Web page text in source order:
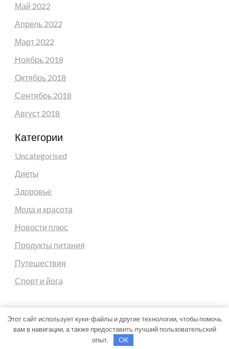
Май 2022
Апрель 2022
Март 2022
Ноябрь 2018
Октябрь 2018
Сентябрь 2018
Август 2018
Категории
Uncategorised
Диеты
Здоровье
Мода и красота
Новости плюс
Продукты питания
Путешествия
Спорт и йога
Theme by Silk Themes
Этот сайт использует куки-файлы и другие технологии, чтобы помочь
вам в навигации, а также предоставить лучший пользовательский
опыт.
OK